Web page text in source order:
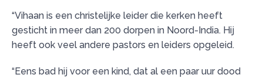
“Vihaan is een christelijke leider die kerken heeft
gesticht in meer dan 200 dorpen in Noord-India. Hij
heeft ook veel andere pastors en leiders opgeleid.
“Eens bad hij voor een kind, dat al een paar uur dood